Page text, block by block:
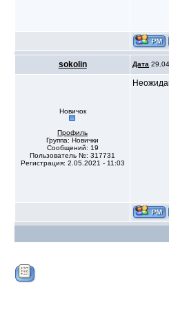
sokolin Дата
Новичок
Профиль
Группа: Новички
Сообщений: 19
Пользователь №: 317731
Регистрация: 2.05.2021 - 11:03